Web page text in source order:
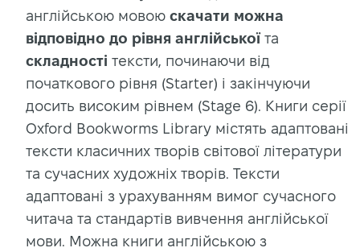
англійською мовою скачати можна
відповідно до рівня англійськоїта
складності тексти, починаючи від
початкового рівня (Starter) і закінчуючи
досить високим рівнем (Stage 6). Книги серії
Oxford Bookworms Library містять адаптовані
тексти класичних творів світової літератури
та сучасних художніх творів. Тексти
адаптовані з урахуванням вимог сучасного
читача та стандартів вивчення англійської
мови. Можна книги англійською з